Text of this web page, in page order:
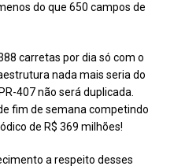
do que 650 campos de
carretas por dia só com o
nada mais seria do
407 não será duplicada.
fim de semana competindo
de R$ 369 milhões!
a respeito desses